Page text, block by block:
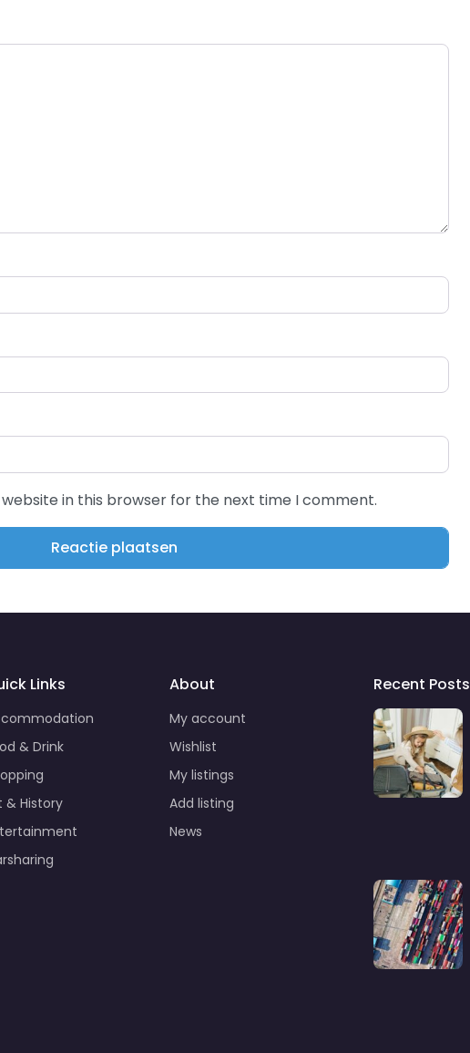
in this browser for the next time I comment.
Links
& Drink
& History
About
My account
Wishlist
My listings
Add listing
News
Recent Posts